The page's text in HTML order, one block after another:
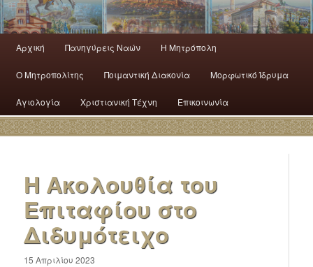
Αρχική Πανηγύρεις Ναών H Mητρόπολη
Ο Mητροπολίτης Ποιμαντική Διακονία Μορφωτικό Ίδρυμα
Αγιολογία Χριστιανική Τέχνη Επικοινωνία
Η Ακολουθία του
Επιταφίου στο
Διδυμότειχο
15 Απριλίου 2023